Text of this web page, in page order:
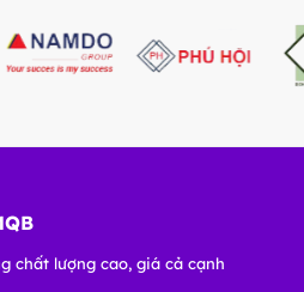
chất lượng cao, giá cả cạnh